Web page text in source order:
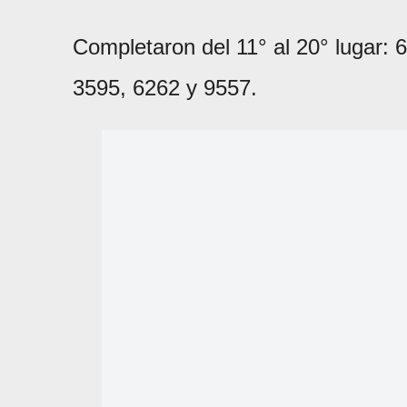
Completaron del 11° al 20° lugar:
3595, 6262 y 9557.